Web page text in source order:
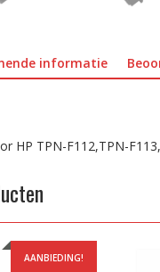
informatie
HP TPN-F112,TPN-
AANBIEDING!